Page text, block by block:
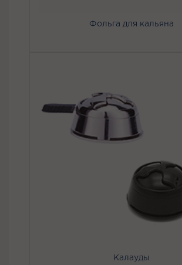
Фольга для кальяна
Калауды